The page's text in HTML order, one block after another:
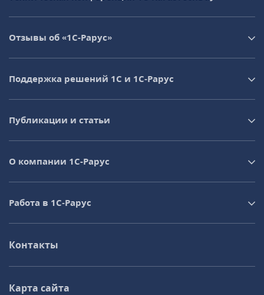
Отзывы об «1С-Рарус»
Поддержка решений 1С и 1С‑Рарус
Публикации и статьи
О компании 1C-Рарус
Работа в 1С‑Рарус
Контакты
Карта сайта